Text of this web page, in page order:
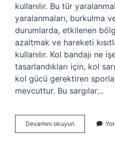
kullanılır. Bu tür
yaralanmaları, burkulma
durumlarda, etkilenen
azaltmak ve hareketi
kullanılır. Kol bandajı ne
tasarlandıkları için, kol
kol gücü gerektiren
mevcuttur. Bu sargılar…
Devamını okuyun
Bandajı